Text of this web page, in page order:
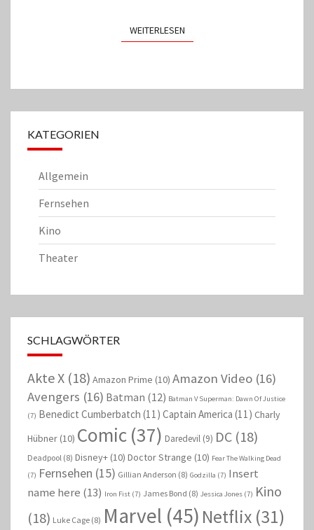
WEITERLESENWEITERLESEN
KATEGORIEN
Allgemein
Fernsehen
Kino
Theater
SCHLAGWÖRTER
Akte X (18) Amazon Prime (10) Amazon Video (16)
Avengers (16) Batman (12) Batman V Superman: Dawn Of Justice
(7) Benedict Cumberbatch (11) Captain America (11) Charly
Hübner (10) Comic (37) Daredevil (9) DC (18)
Deadpool (8) Disney+ (10) Doctor Strange (10) Fear The Walking Dead
(7) Fernsehen (15) Gillian Anderson (8) Godzilla (7) Insert
name here (13) Iron Fist (7) James Bond (8) Jessica Jones (7) Kino
(18) Luke Cage (8) Marvel (45) Netflix (31)